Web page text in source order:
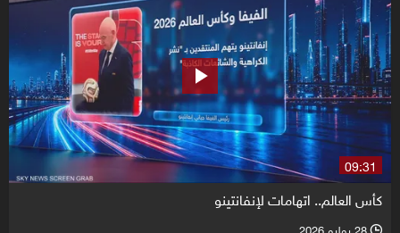
09:31
كأس العالم.. اتهامات لإنفانتينو
l